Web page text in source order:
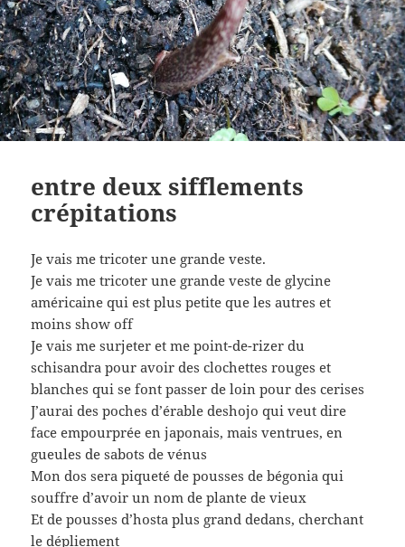
entre deux sifflements
crépitations
Je vais me tricoter une grande veste.
Je vais me tricoter une grande veste de glycine
américaine qui est plus petite que les autres et
moins show off
Je vais me surjeter et me point-de-rizer du
schisandra pour avoir des clochettes rouges et
blanches qui se font passer de loin pour des cerises
J’aurai des poches d’érable deshojo qui veut dire
face empourprée en japonais, mais ventrues, en
gueules de sabots de vénus
Mon dos sera piqueté de pousses de bégonia qui
souffre d’avoir un nom de plante de vieux
Et de pousses d’hosta plus grand dedans, cherchant
le dépliement